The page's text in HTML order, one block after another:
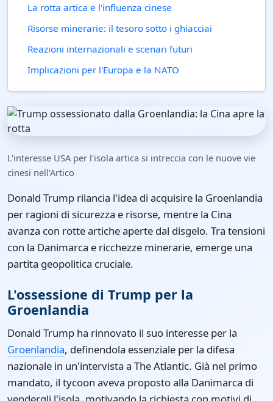
La rotta artica e l'influenza cinese
Risorse minerarie: il tesoro sotto i ghiacciai
Reazioni internazionali e scenari futuri
Implicazioni per l'Europa e la NATO
L'interesse USA per l'isola artica si intreccia con le nuove vie
cinesi nell'Artico
Donald Trump rilancia l'idea di acquisire la Groenlandia
per ragioni di sicurezza e risorse, mentre la Cina
avanza con rotte artiche aperte dal disgelo. Tra tensioni
con la Danimarca e ricchezze minerarie, emerge una
partita geopolitica cruciale.
L'ossessione di Trump per la
Groenlandia
Donald Trump ha rinnovato il suo interesse per la
Groenlandia, definendola essenziale per la difesa
nazionale in un'intervista a The Atlantic. Già nel primo
mandato, il tycoon aveva proposto alla Danimarca di